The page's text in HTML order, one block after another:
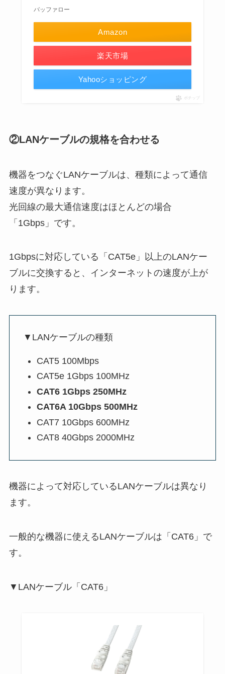
バッファロー
Amazon
楽天市場
Yahooショッピング
ポチップ
②LANケーブルの規格を合わせる
機器をつなぐLANケーブルは、種類によって通信
速度が異なります。
光回線の最大通信速度はほとんどの場合
「1Gbps」です。
1Gbpsに対応している「CAT5e」以上のLANケー
ブルに交換すると、インターネットの速度が上が
ります。
▼LANケーブルの種類
CAT5 100Mbps
CAT5e 1Gbps 100MHz
CAT6 1Gbps 250MHz
CAT6A 10Gbps 500MHz
CAT7 10Gbps 600MHz
CAT8 40Gbps 2000MHz
機器によって対応しているLANケーブルは異なり
ます。
一般的な機器に使えるLANケーブルは「CAT6」で
す。
▼LANケーブル「CAT6」